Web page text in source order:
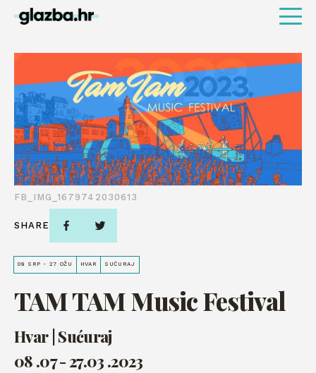
08 SRP - 27 OŽU HVAR SUĆURAJ
TAM TAM Music Festival
Hvar | Sućuraj
08 .07 - 27.03 .2023
FB_IMG_1679742030613
SHARE